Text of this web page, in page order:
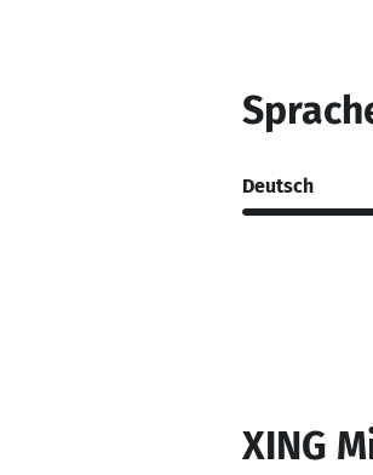
Deutsch
XING